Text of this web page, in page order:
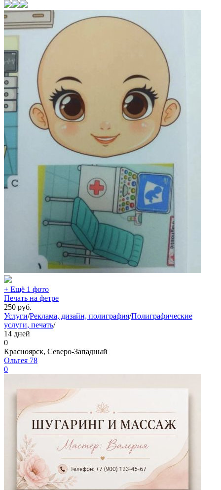
+ Ещё 1 фото
Печать на фетре
250 руб.
Услуги/Реклама, дизайн, полиграфия/Полиграфические
услуги, печать/
14 дней
0
Красноярск, Северо-Западный
Ольгея 78
0